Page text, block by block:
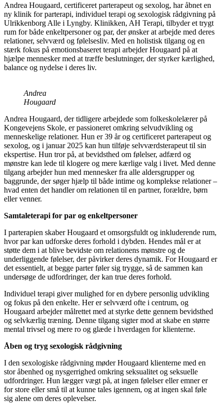
Andrea Hougaard, certificeret parterapeut og sexolog, har åbnet en
ny klinik for parterapi, individuel terapi og sexologisk rådgivning på
Ulrikkenborg Alle i Lyngby. Klinikken, AH Terapi, tilbyder et trygt
rum for både enkeltpersoner og par, der ønsker at arbejde med deres
relationer, selvværd og følelsesliv. Med en holistisk tilgang og en
stærk fokus på emotionsbaseret terapi arbejder Hougaard på at
hjælpe mennesker med at træffe beslutninger, der styrker kærlighed,
balance og nydelse i deres liv.
Andrea
Hougaard
Andrea Hougaard, der tidligere arbejdede som folkeskolelærer på
Kongevejens Skole, er passioneret omkring selvudvikling og
menneskelige relationer. Hun er 39 år og certificeret parterapeut og
sexolog, og i januar 2025 kan hun tilføje selvværdsterapeut til sin
ekspertise. Hun tror på, at bevidsthed om følelser, adfærd og
mønstre kan lede til klogere og mere kærlige valg i livet. Med denne
tilgang arbejder hun med mennesker fra alle aldersgrupper og
baggrunde, der søger hjælp til både intime og komplekse relationer –
hvad enten det handler om relationen til en partner, forældre, børn
eller venner.
Samtaleterapi for par og enkeltpersoner
I parterapien skaber Hougaard et omsorgsfuldt og inkluderende rum,
hvor par kan udforske deres forhold i dybden. Hendes mål er at
støtte dem i at blive bevidste om relationens mønstre og de
underliggende følelser, der påvirker deres dynamik. For Hougaard er
det essentielt, at begge parter føler sig trygge, så de sammen kan
undersøge de udfordringer, der kan true deres forhold.
Individuel terapi giver mulighed for en dybere personlig udvikling
og fokus på den enkelte. Her er selvværd ofte i centrum, og
Hougaard arbejder målrettet med at styrke dette gennem bevidsthed
og selvkærlig træning. Denne tilgang sigter mod at skabe en større
mental trivsel og mere ro og glæde i hverdagen for klienterne.
Åben og tryg sexologisk rådgivning
I den sexologiske rådgivning møder Hougaard klienterne med en
stor åbenhed og nysgerrighed omkring seksualitet og seksuelle
udfordringer. Hun lægger vægt på, at ingen følelser eller emner er
for store eller små til at kunne tales igennem, og at ingen skal føle
sig alene om deres oplevelser.